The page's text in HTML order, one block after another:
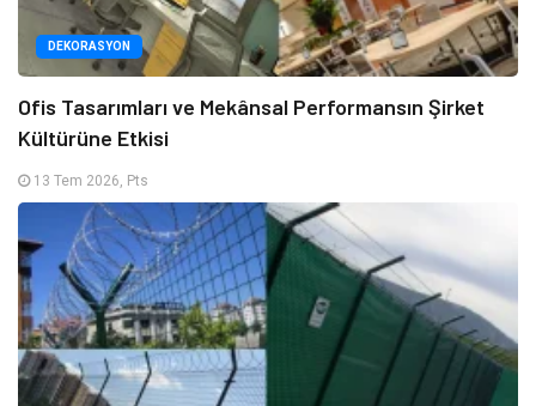
DEKORASYON
Ofis Tasarımları ve Mekânsal Performansın Şirket
Kültürüne Etkisi
13 Tem 2026, Pts